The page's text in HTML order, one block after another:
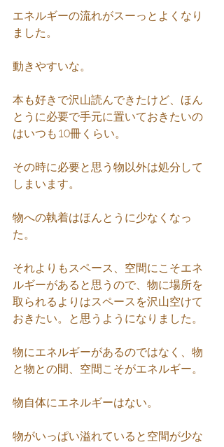
エネルギーの流れがスーっとよくなり
ました。
動きやすいな。
本も好きで沢山読んできたけど、ほん
とうに必要で手元に置いておきたいの
はいつも10冊くらい。
その時に必要と思う物以外は処分して
しまいます。
物への執着はほんとうに少なくなっ
た。
それよりもスペース、空間にこそエネ
ルギーがあると思うので、物に場所を
取られるよりはスペースを沢山空けて
おきたい。と思うようになりました。
物にエネルギーがあるのではなく、物
と物との間、空間こそがエネルギー。
物自体にエネルギーはない。
物がいっぱい溢れていると空間が少な